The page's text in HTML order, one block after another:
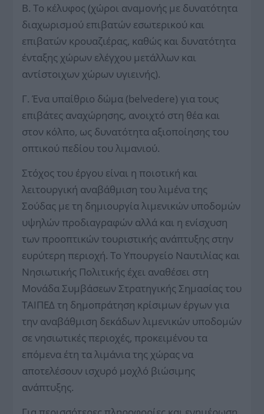
Β. Το κέλυφος (χώροι αναμονής με δυνατότητα
διαχωρισμού επιβατών εσωτερικού και
επιβατών κρουαζιέρας, καθώς και δυνατότητα
ένταξης χώρων ελέγχου μετάλλων και
αντίστοιχων χώρων υγιεινής).
Γ. Ένα υπαίθριο δώμα (belvedere) για τους
επιβάτες αναχώρησης, ανοιχτό στη θέα και
στον κόλπο, ως δυνατότητα αξιοποίησης του
οπτικού πεδίου του λιμανιού.
Στόχος του έργου είναι η ποιοτική και
λειτουργική αναβάθμιση του λιμένα της
Σούδας με τη δημιουργία λιμενικών υποδομών
υψηλών προδιαγραφών αλλά και η ενίσχυση
των προοπτικών τουριστικής ανάπτυξης στην
ευρύτερη περιοχή. Το Υπουργείο Ναυτιλίας και
Νησιωτικής Πολιτικής έχει αναθέσει στη
Μονάδα Συμβάσεων Στρατηγικής Σημασίας του
ΤΑΙΠΕΔ τη δημοπράτηση κρίσιμων έργων για
την αναβάθμιση δεκάδων λιμενικών υποδομών
σε νησιωτικές περιοχές, προκειμένου τα
επόμενα έτη τα λιμάνια της χώρας να
αποτελέσουν ισχυρό μοχλό βιώσιμης
ανάπτυξης.